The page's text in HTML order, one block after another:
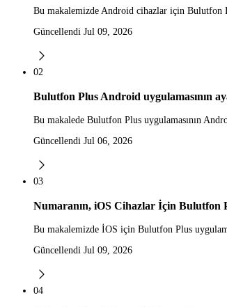
Bu makalemizde Android cihazlar için Bulutfon
Güncellendi Jul 09, 2026
02
Bulutfon Plus Android uygulamasının
Bu makalede Bulutfon Plus uygulamasının
Güncellendi Jul 06, 2026
03
Numaranın, iOS Cihazlar İçin Bulutfon
Bu makalemizde İOS için Bulutfon Plus
Güncellendi Jul 09, 2026
04